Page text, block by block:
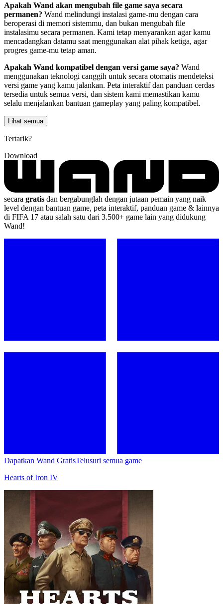
Apakah Wand akan mengubah file game saya secara
permanen? Wand melindungi instalasi game-mu dengan cara
beroperasi di memori sistemmu, dan bukan mengubah file
instalasimu secara permanen. Kami tetap menyarankan agar kamu
mencadangkan datamu saat menggunakan alat pihak ketiga, agar
progres game-mu tetap aman.
Apakah Wand kompatibel dengan versi game saya? Wand
menggunakan teknologi canggih untuk secara otomatis mendeteksi
versi game yang kamu jalankan. Peta interaktif dan panduan cerdas
tersedia untuk semua versi, dan sistem kami memastikan kamu
selalu menjalankan bantuan gameplay yang paling kompatibel.
Lihat semua
Tertarik?
Download
secara gratis dan bergabunglah dengan jutaan pemain yang naik
level dengan bantuan game, peta interaktif, panduan game & lainnya
di FIFA 17 atau salah satu dari 3.500+ game lain yang didukung
Wand!
Dapatkan Wand GratisTelusuri semua game
Hearts of Iron IV